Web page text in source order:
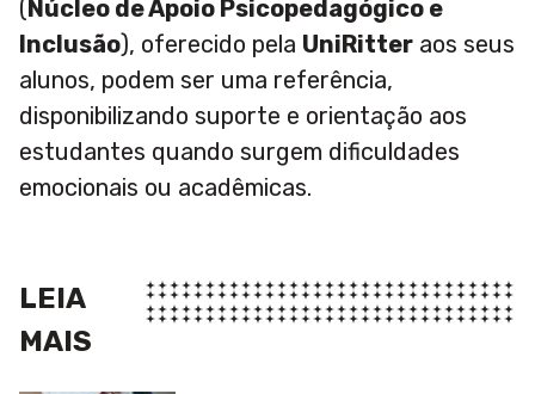
(Núcleo de Apoio Psicopedagógico e
Inclusão), oferecido pela UniRitter aos seus
alunos, podem ser uma referência,
disponibilizando suporte e orientação aos
estudantes quando surgem dificuldades
emocionais ou acadêmicas.
LEIA
MAIS